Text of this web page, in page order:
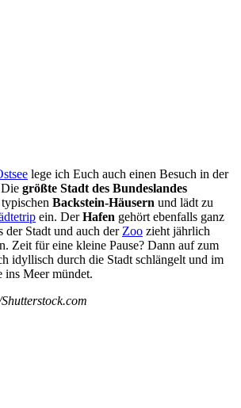
lege ich Euch auch einen Besuch in der
Die größte Stadt des Bundeslandes
Backstein-Häusern und lädt zu
ein. DerHafen gehört ebenfalls ganz
Stadt und auch der Zoo zieht jährlich
Zeit für eine kleine Pause? Dann auf zum
idyllisch durch die Stadt schlängelt und im
ins Meer mündet.